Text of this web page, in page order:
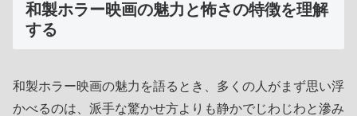
和製ホラー映画の魅力と怖さの特徴を理解
する
和製ホラー映画の魅力を語るとき、多くの人がまず思い浮
かべるのは、派手な驚かせ方よりも静かでじわじわと滲み